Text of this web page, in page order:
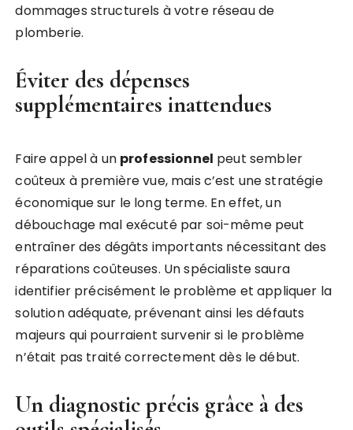
dommages structurels à votre réseau de
plomberie.
Éviter des dépenses
supplémentaires inattendues
Faire appel à un professionnel peut sembler
coûteux à première vue, mais c’est une stratégie
économique sur le long terme. En effet, un
débouchage mal exécuté par soi-même peut
entraîner des dégâts importants nécessitant des
réparations coûteuses. Un spécialiste saura
identifier précisément le problème et appliquer la
solution adéquate, prévenant ainsi les défauts
majeurs qui pourraient survenir si le problème
n’était pas traité correctement dès le début.
Un diagnostic précis grâce à des